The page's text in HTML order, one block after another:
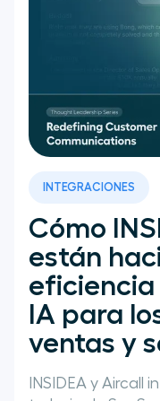
Funciones
Teletrabajo
Cómo
están
IA para
ventas y
INSIDEA y Aircall
INTEGRACIONES